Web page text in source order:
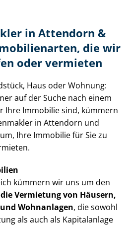
in Attendorn &
die wir
oder vermieten
Haus oder Wohnung:
auf der Suche nach einem
Ihre Immobilie sind, kümmern
in Attendorn und
Ihre Immobilie für Sie zu
kümmern wir uns um den
Vermietung von Häusern,
Wohnanlagen, die sowohl
als auch als Kapitalanlage